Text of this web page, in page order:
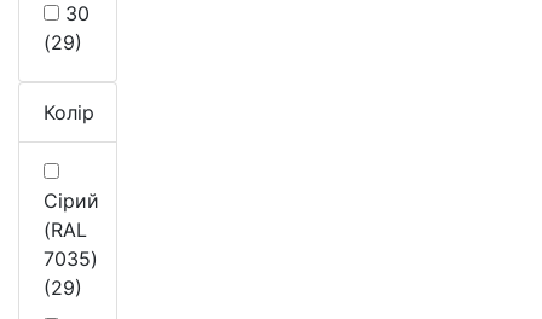
30
(29)
Колір
Сірий
(RAL
7035)
(29)